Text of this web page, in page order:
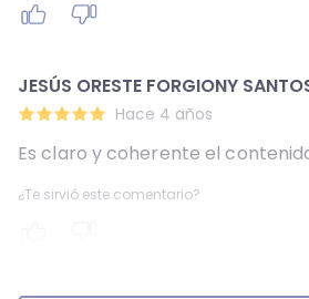
JESÚS ORESTE FORGIONY
Hace 4 años
Es claro y coherente el
¿Te sirvió este comentario?